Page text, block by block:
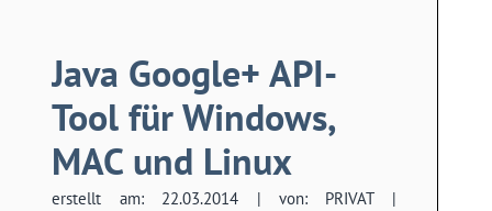
Java Google+ API-
Tool für Windows,
MAC und Linux
erstellt am: 22.03.2014 | von: PRIVAT |